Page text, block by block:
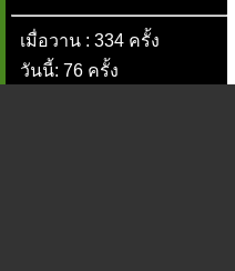
เมื่อวาน : 334 ครั้ง
วันนี้: 76 ครั้ง